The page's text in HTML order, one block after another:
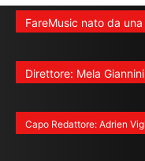
FareMusic nato da
Direttore: Mela Giannini
Capo Redattore: Adrien